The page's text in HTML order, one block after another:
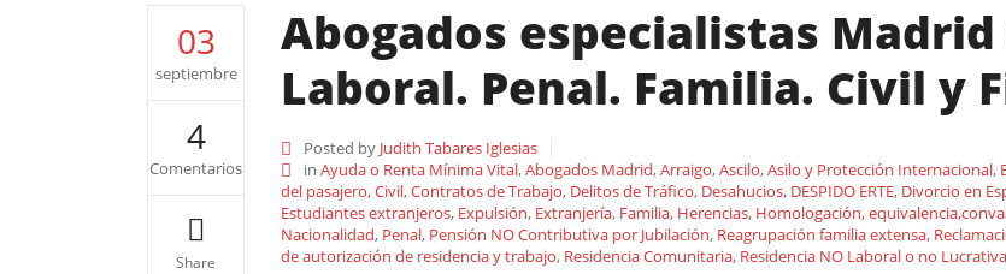
03
septiembre
4
Comentarios
Share
Abogados especialistas
Laboral. Penal. Familia. Civil y
Posted by Judith Tabares Iglesias
in Ayuda o Renta Mínima Vital,Abogados Madrid,Arraigo,Ascilo,Asilo y Protección Internacional,
del pasajero,Civil,Contratos de Trabajo, Delitos de Tráfico, Desahucios, DESPIDO ERTE, Divorcio en
Estudiantes extranjeros, Expulsión, Extranjería, Familia, Herencias, Homologación,
Nacionalidad, Penal, Pensión NO Contributiva por Jubilación, Reagrupación familia extensa,
de autorización de residencia y trabajo, Residencia Comunitaria, Residencia NO Laboral o no Lucrativa